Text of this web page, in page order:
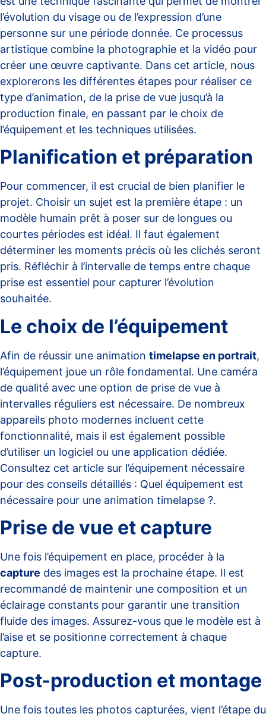
l’évolution du visage ou de l’expression d’une
personne sur une période donnée. Ce processus
artistique combine la photographie et la vidéo pour
créer une œuvre captivante. Dans cet article, nous
explorerons les différentes étapes pour réaliser ce
type d’animation, de la prise de vue jusqu’à la
production finale, en passant par le choix de
l’équipement et les techniques utilisées.
Planification et préparation
Pour commencer, il est crucial de bien planifier le
projet. Choisir un sujet est la première étape : un
modèle humain prêt à poser sur de longues ou
courtes périodes est idéal. Il faut également
déterminer les moments précis où les clichés seront
pris. Réfléchir à l’intervalle de temps entre chaque
prise est essentiel pour capturer l’évolution
souhaitée.
Le choix de l’équipement
Afin de réussir une animation timelapse en portrait,
l’équipement joue un rôle fondamental. Une caméra
de qualité avec une option de prise de vue à
intervalles réguliers est nécessaire. De nombreux
appareils photo modernes incluent cette
fonctionnalité, mais il est également possible
d’utiliser un logiciel ou une application dédiée.
Consultez cet article sur l’équipement nécessaire
pour des conseils détaillés : Quel équipement est
nécessaire pour une animation timelapse ?.
Prise de vue et capture
Une fois l’équipement en place, procéder à la
capture des images est la prochaine étape. Il est
recommandé de maintenir une composition et un
éclairage constants pour garantir une transition
fluide des images. Assurez-vous que le modèle est à
l’aise et se positionne correctement à chaque
capture.
Post-production et montage
Une fois toutes les photos capturées, vient l’étape du